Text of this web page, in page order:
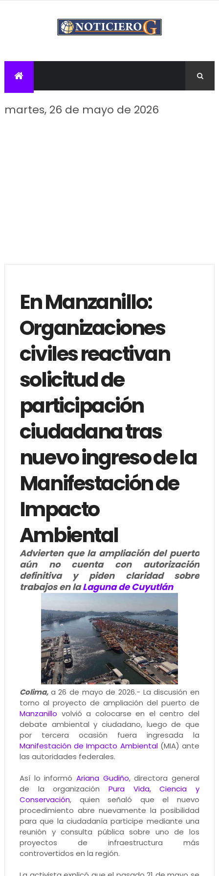
martes, 26 de mayo de 2026
En Manzanillo:
Organizaciones
civiles reactivan
solicitud de
participación
ciudadana tras
nuevo ingreso de la
Manifestación de
Impacto
Ambiental
Advierten que la ampliación del puerto
aún no cuenta con autorización
definitiva y piden claridad sobre
trabajos en laLaguna de Cuyutlán
Colima, a 26 de mayo de 2026.- La discusión en
torno al proyecto de ampliación del puerto de
Manzanillo volvió a colocarse en el centro del
debate ambiental y ciudadano, luego de que
por tercera ocasión fuera ingresada la
Manifestación de Impacto Ambiental(MIA) ante
las autoridades federales.
Así lo informó Ariana Gudiño, directora general
de la organización Pura Vida, Ciencia y
Conservación, quien señaló que el nuevo
procedimiento abre nuevamente la posibilidad
para que la ciudadanía participe mediante una
reunión y consulta pública sobre uno de los
proyectos de infraestructura más
controvertidos en la región.